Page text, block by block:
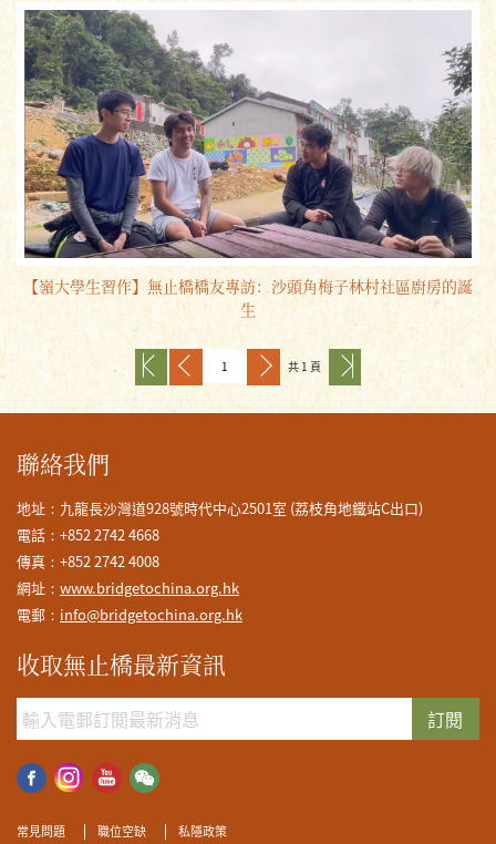
【嶺大學生習作】無止橋橋友專訪：沙頭角梅子林村社區廚房的誕
生
共 1 頁
聯絡我們
地址：九龍長沙灣道928號時代中心2501室 (荔枝角地鐵站C出口)
電話：+852 2742 4668
傳真：+852 2742 4008
網址： www.bridgetochina.org.hk
電郵： info@bridgetochina.org.hk
收取無止橋最新資訊
訂閱
常見問題 職位空缺 私隱政策